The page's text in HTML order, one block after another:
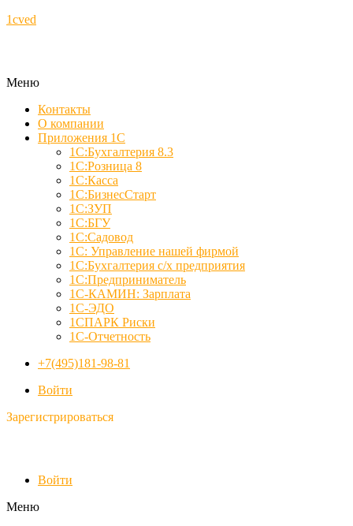
1cved
Меню
Контакты
О компании
Приложения 1С
1С:Бухгалтерия 8.3
1С:Розница 8
1С:Касса
1С:БизнесСтарт
1С:ЗУП
1С:БГУ
1С:Садовод
1С: Управление нашей фирмой
1С:Бухгалтерия с/х предприятия
1С:Предприниматель
1С-КАМИН: Зарплата
1С-ЭДО
1СПАРК Риски
1С-Отчетность
+7(495)181-98-81
Войти
Зарегистрироваться
Войти
Меню